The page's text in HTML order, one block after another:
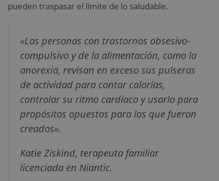
pueden traspasar el límite de lo saludable.
«Las personas con trastornos obsesivo-
compulsivo y de la alimentación, como la
anorexia, revisan en exceso sus pulseras
de actividad para contar calorías,
controlar su ritmo cardíaco y usarlo para
propósitos opuestos para los que fueron
creados».
Katie Ziskind, terapeuta familiar
licenciada en Niantic.